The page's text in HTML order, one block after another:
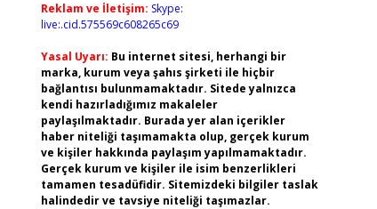
Reklam ve İletişim: Skype:
live:.cid.575569c608265c69
Yasal Uyarı: Bu internet sitesi, herhangi bir
marka, kurum veya şahıs şirketi ile hiçbir
bağlantısı bulunmamaktadır. Sitede yalnızca
kendi hazırladığımız makaleler
paylaşılmaktadır. Burada yer alan içerikler
haber niteliği taşımamakta olup, gerçek kurum
ve kişiler hakkında paylaşım yapılmamaktadır.
Gerçek kurum ve kişiler ile isim benzerlikleri
tamamen tesadüfidir. Sitemizdeki bilgiler taslak
halindedir ve tavsiye niteliği taşımazlar.